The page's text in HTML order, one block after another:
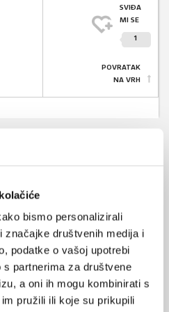
bismo personalizirali
značajke društvenih medija i
podatke o vašoj upotrebi
partnerima za društvene
a oni ih mogu kombinirati s
pružili ili koje su prikupili
SVIĐA
MI SE
1
POVRATAK
NA VRH
pluripotentnim